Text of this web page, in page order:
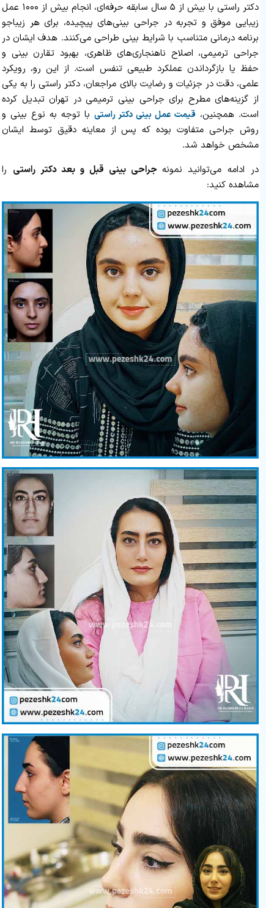
دکتر راستی با بیش از ۵ سال سابقه حرفه‌ای، انجام بیش از ۱۰۰۰ عمل
زیبایی موفق و تجربه در جراحی بینی‌های پیچیده، برای هر زیباجو
برنامه درمانی متناسب با شرایط بینی طراحی می‌کنند. هدف ایشان در
جراحی ترمیمی، اصلاح ناهنجاری‌های ظاهری، بهبود تقارن بینی و
حفظ یا بازگرداندن عملکرد طبیعی تنفس است. از این رو، رویکرد
علمی، دقت در جزئیات و رضایت بالای مراجعان، دکتر راستی را به یکی
از گزینه‌های مطرح برای جراحی بینی ترمیمی در تهران تبدیل کرده
است. همچنین، قیمت عمل بینی دکتر راستی با توجه به نوع بینی و
روش جراحی متفاوت بوده که پس از معاینه دقیق توسط ایشان
مشخص خواهد شد.
در ادامه می‌توانید نمونه جراحی بینی قبل و بعد دکتر راستی را
مشاهده کنید: